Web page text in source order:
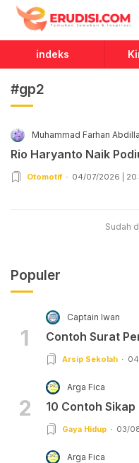
Erudisi
Temukan Jawaban dan
indeks
#gp2
Muhammad Farhan
Rio Haryanto Naik
Otomotif 04/07/2026 |
Sudah
Populer
1
Captain Iwan
Contoh Surat
Arsip Sekolah
2
Arga Fica
10 Contoh
Gaya Hidup 03/
Arga Fica